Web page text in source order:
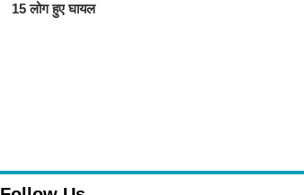
15 लोग हुए घायल